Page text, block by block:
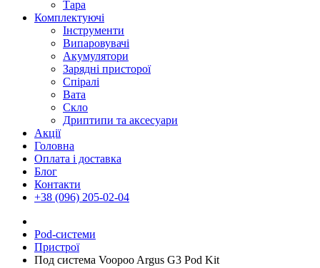
Тара
Комплектуючі
Інструменти
Випаровувачі
Акумулятори
Зарядні присторої
Спіралі
Вата
Скло
Дриптипи та аксесуари
Акції
Головна
Оплата і доставка
Блог
Контакти
+38 (096) 205-02-04
Pod-системи
Пристрої
Под система Voopoo Argus G3 Pod Kit